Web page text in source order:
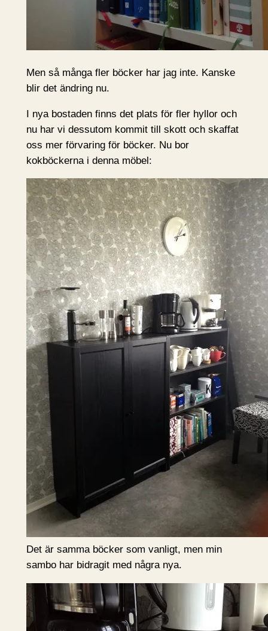
Men så många fler böcker har jag inte. Kanske
blir det ändring nu.
I nya bostaden finns det plats för fler hyllor och
nu har vi dessutom kommit till skott och skaffat
oss mer förvaring för böcker. Nu bor
kokböckerna i denna möbel:
Det är samma böcker som vanligt, men min
sambo har bidragit med några nya.